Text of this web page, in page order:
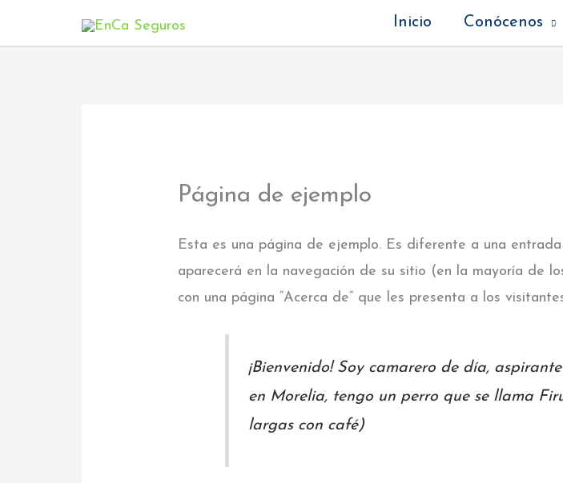
Inicio Conócenos
Página de ejemplo
Esta es una página de ejemplo. Es diferente a una
aparecerá en la navegación de su sitio (en la mayoría de
con una página “Acerca de” que les presenta a los
¡Bienvenido! Soy camarero de día,
en Morelia, tengo un perro que se llama
largas con café)